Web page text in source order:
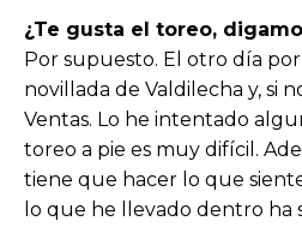
¿Te gusta el toreo,
Por supuesto. El otro día
novillada de Valdilecha y, si
Ventas. Lo he intentado
toreo a pie es muy difícil.
tiene que hacer lo que
lo que he llevado dentro ha